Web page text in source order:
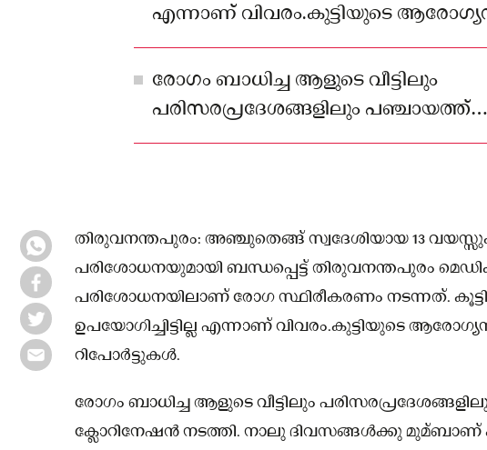
എന്നാണ് വിവരം.കുട്ടിയുടെ
ആശങ്കയില്ലെന്നാണ് റിപോർട്ടുകൾ.
രോഗം ബാധിച്ച ആളുടെ വീട്ടിലും
പരിസരപ്രദേശങ്ങളിലും പഞ്ചായത്ത്
ആരോഗ്യവകുപ്പ് ക്ലോറിനേഷൻ
തിരുവനന്തപുരം: അഞ്ചുതെങ്ങ് സ്വദേശിയായ 13
പരിശോധനയുമായി ബന്ധപ്പെട്ട് തിരുവനന്തപുരം
പരിശോധനയിലാണ് രോഗ സ്ഥിരീകരണം നടന്നത്.
ഉപയോഗിച്ചിട്ടില്ല എന്നാണ് വിവരം.കുട്ടിയുടെ
റിപോർട്ടുകൾ.
രോഗം ബാധിച്ച ആളുടെ വീട്ടിലും
ക്ലോറിനേഷൻ നടത്തി. നാലു ദിവസങ്ങൾക്കു മുമ്ബാണ്